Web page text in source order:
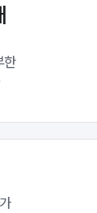
한